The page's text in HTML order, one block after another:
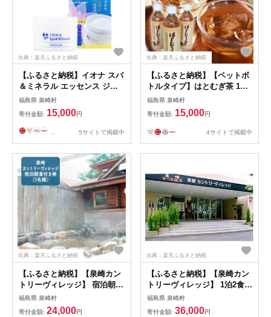
出典：楽天ふるさと納税
【ふるさと納税】イオナ スパ
＆ミネラル エッセンス ジェ
ル 美容 ミネラルケア オール
インワンジェル
福島県 泉崎村
寄付金額: 15,000円
5サイトで掲載中
出典：楽天ふるさと納税
【ふるさと納税】【ペットボ
トルタイプ】はとむぎ茶 1箱
(500ml×24本)
福島県 泉崎村
寄付金額: 15,000円
4サイトで掲載中
出典：楽天ふるさと納税
【ふるさと納税】【泉崎カン
トリーヴィレッジ】 宿泊朝食
付き券（1名様） 旅行 温泉
源泉かけ流し
福島県 泉崎村
寄付金額: 24,000円
出典：楽天ふるさと納税
【ふるさと納税】【泉崎カン
トリーヴィレッジ】 1泊2食付
き券（1名様） 旅行 温泉 源
泉かけ流し 食事付
福島県 泉崎村
寄付金額: 36,000円